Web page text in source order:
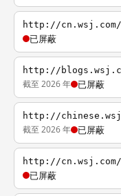
http://cn.wsj.com/
已屏蔽
http://
截至 2026 年 已屏蔽
http://
截至 2026 年 已屏蔽
http://cn.wsj.com/
已屏蔽